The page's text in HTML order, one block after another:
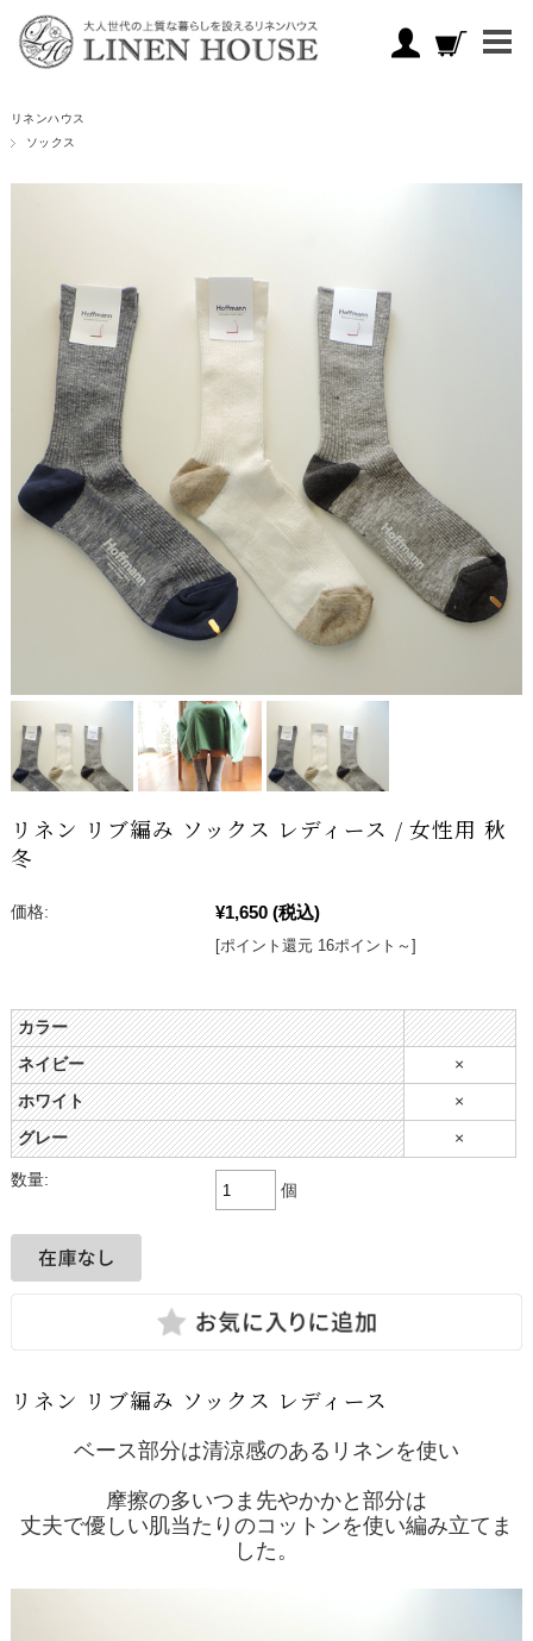
リネンハウス
ソックス
リネン リブ編み ソックス レディース / 女性用 秋
冬
価格: ¥1,650 (税込)
[ポイント還元 16ポイント～]
カラー
ネイビー ×
ホワイト ×
グレー ×
数量:
個
リネン リブ編み ソックス レディース
ベース部分は清涼感のあるリネンを使い
摩擦の多いつま先やかかと部分は
丈夫で優しい肌当たりのコットンを使い編み立てま
した。